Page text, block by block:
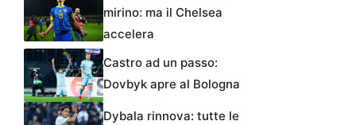
mirino: ma il Chelsea
accelera
Castro ad un passo:
Dovbyk apre al Bologna
Dybala rinnova: tutte le